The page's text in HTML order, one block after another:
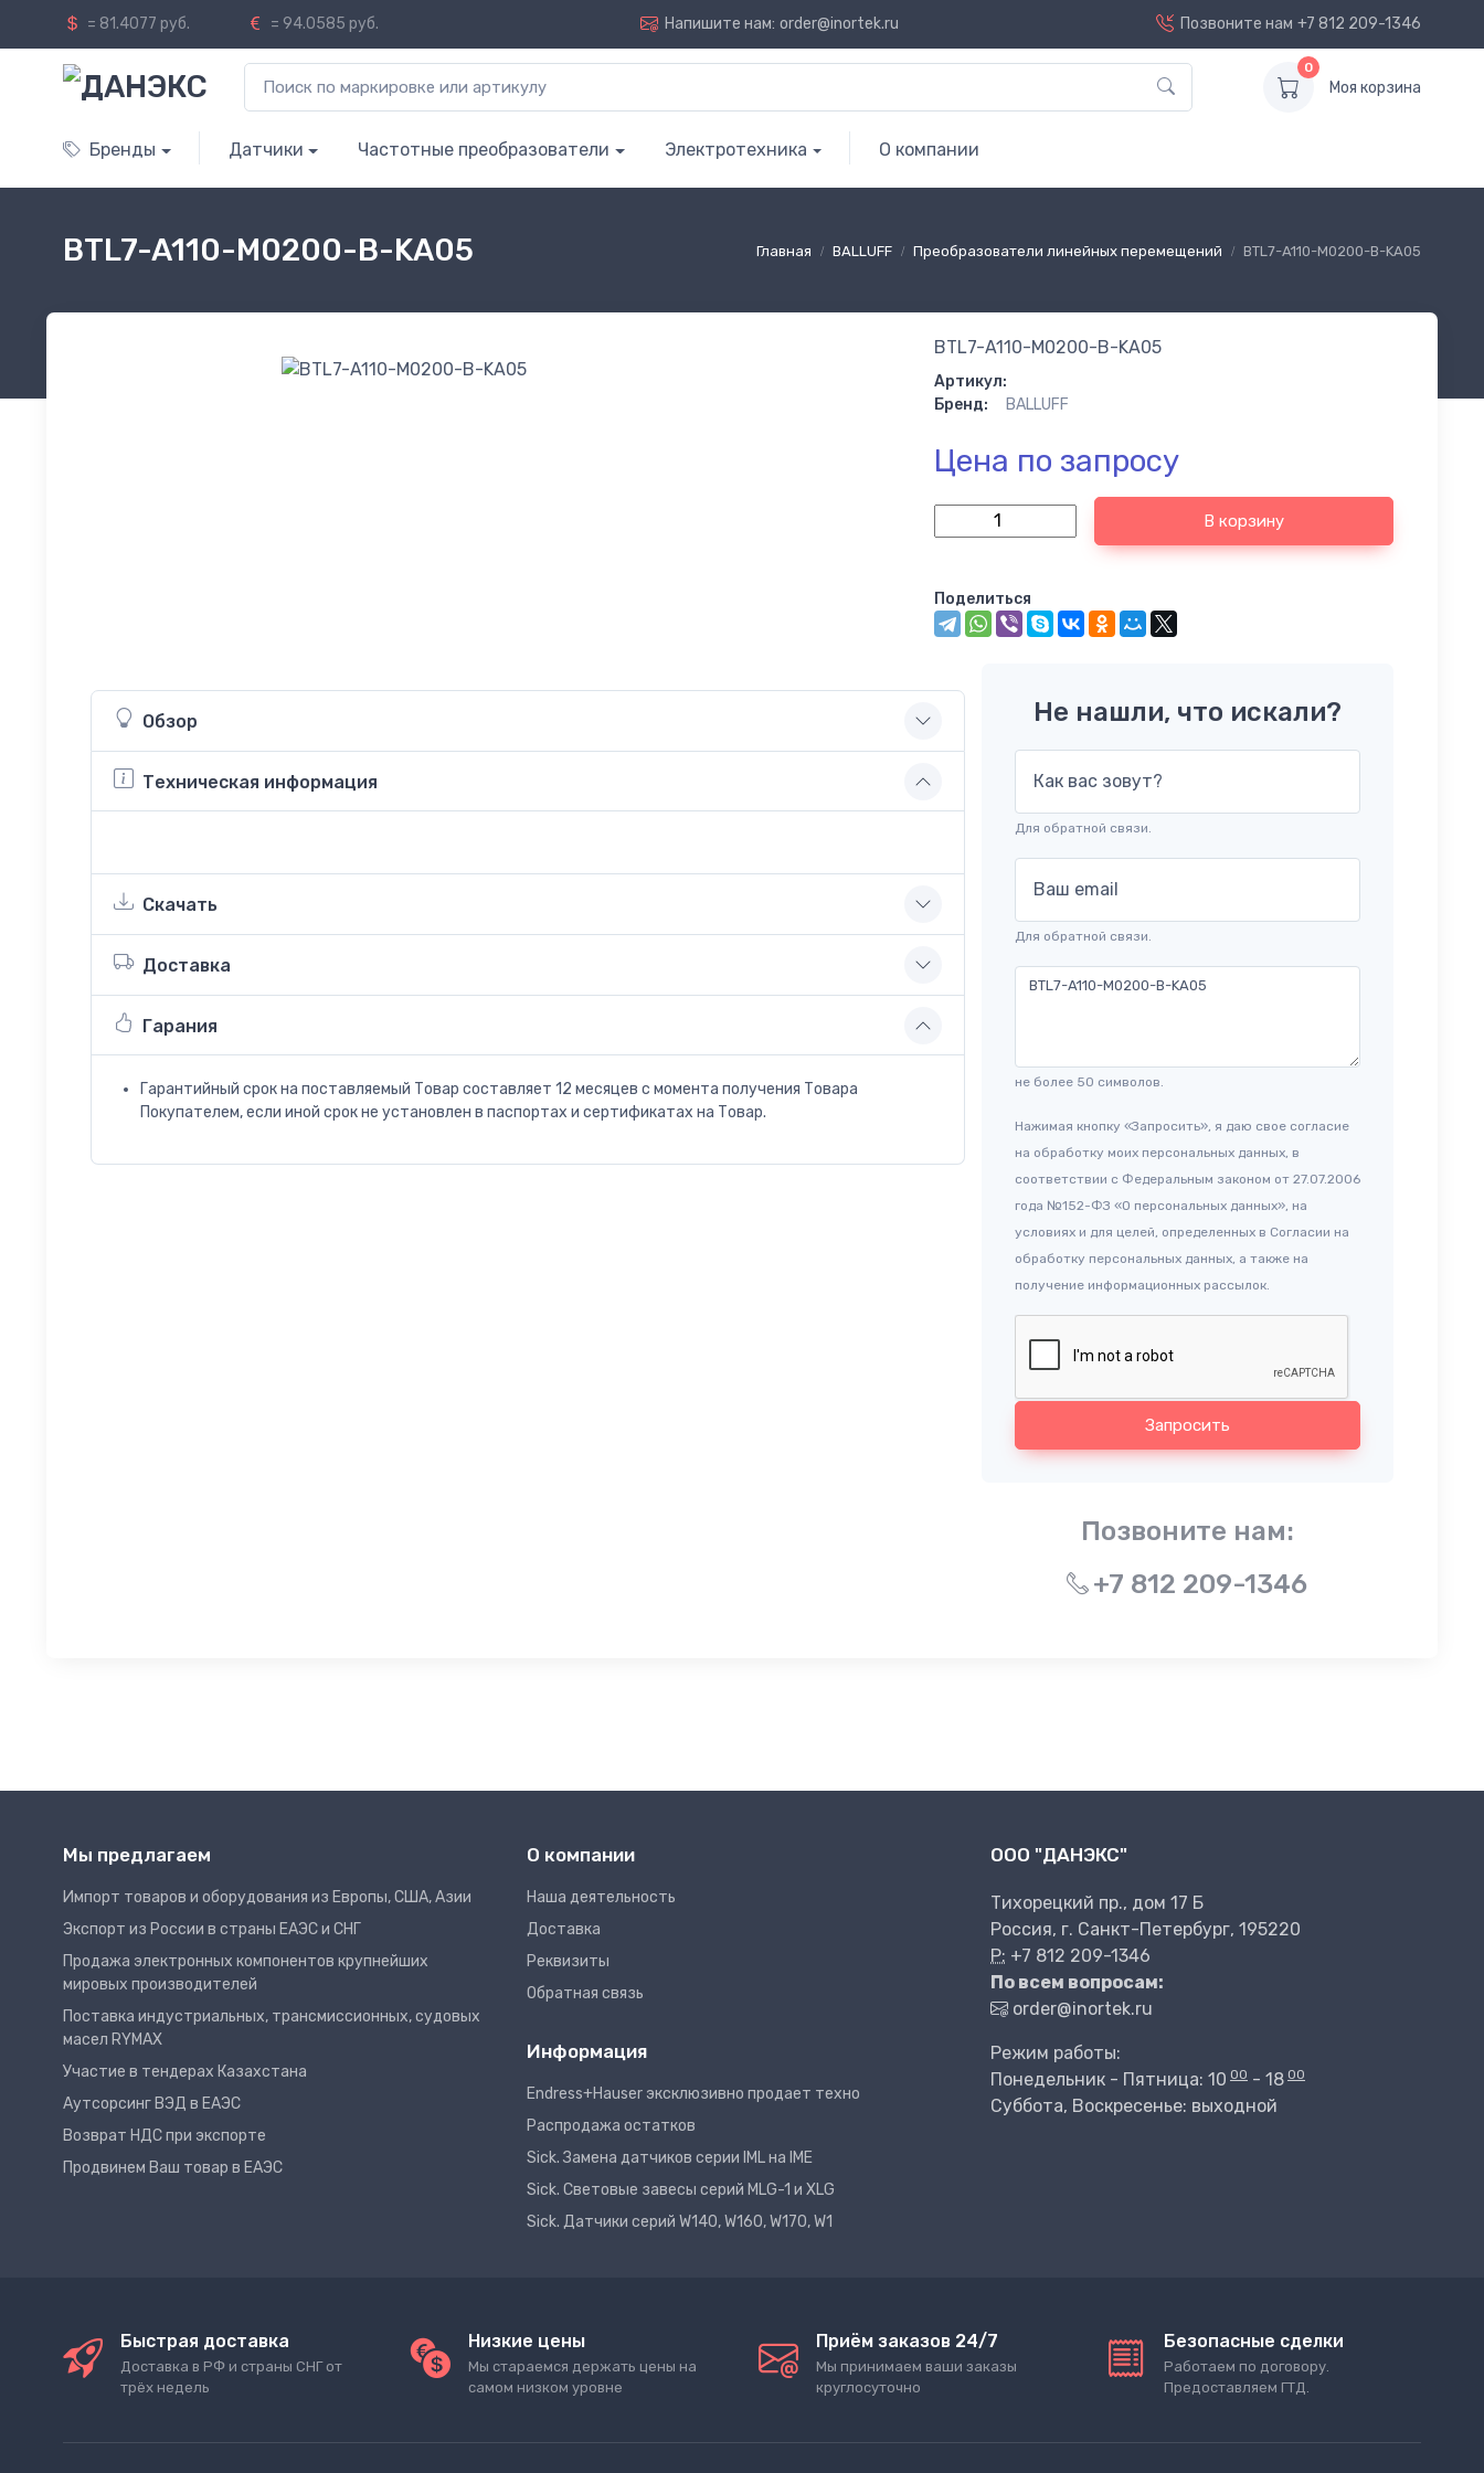
= 81.4077 руб. = 94.0585 руб. Напишите нам: order@inortek.ru Позвоните нам +7 812 209-1346
0
Моя корзина
Бренды Датчики Частотные преобразователи Электротехника О компании
Главная BALLUFF Преобразователи линейных перемещений BTL7-A110-M0200-B-KA05
BTL7-A110-M0200-B-KA05
BTL7-A110-M0200-B-KA05
Артикул:
Бренд:
BALLUFF
Цена по запросу
В корзину
Поделиться
Обзор
Техническая информация
Скачать
Доставка
Гарания
Гарантийный срок на поставляемый Товар составляет 12 месяцев с момента получения Товара
Покупателем, если иной срок не установлен в паспортах и сертификатах на Товар.
Не нашли, что искали?
Как вас зовут?
Для обратной связи.
Ваш email
Для обратной связи.
не более 50 символов.
Нажимая кнопку «Запросить», я даю свое согласие
на обработку моих персональных данных, в
соответствии с Федеральным законом от 27.07.2006
года №152-ФЗ «О персональных данных», на
условиях и для целей, определенных в Согласии на
обработку персональных данных, а также на
получение информационных рассылок.
Запросить
Позвоните нам:
+7 812 209-1346
Мы предлагаем
Импорт товаров и оборудования из Европы, США, Азии
Экспорт из России в страны ЕАЭС и СНГ
Продажа электронных компонентов крупнейших
мировых производителей
Поставка индустриальных, трансмиссионных, судовых
масел RYMAX
Участие в тендерах Казахстана
Аутсорсинг ВЭД в ЕАЭС
Возврат НДС при экспорте
Продвинем Ваш товар в ЕАЭС
О компании
Наша деятельность
Доставка
Реквизиты
Обратная связь
Информация
Endress+Hauser эксклюзивно продает техно
Распродажа остатков
Sick. Замена датчиков серии IML на IME
Sick. Световые завесы серий MLG-1 и XLG
Sick. Датчики серий W140, W160, W170, W1
ООО "ДАНЭКС"
Тихорецкий пр., дом 17 Б
Россия, г. Санкт-Петербург, 195220
P: +7 812 209-1346
По всем вопросам:
order@inortek.ru
Режим работы:
Понедельник - Пятница: 10 00 - 18 00
Суббота, Воскресенье: выходной
Быстрая доставка
Доставка в РФ и страны СНГ от
трёх недель
Низкие цены
Мы стараемся держать цены на
самом низком уровне
Приём заказов 24/7
Мы принимаем ваши заказы
круглосуточно
Безопасные сделки
Работаем по договору.
Предоставляем ГТД.